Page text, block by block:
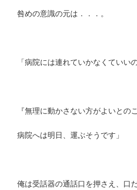
咎めの意識の元は．．．。
「病院には連れていかなくていい
『無理に動かさない方がよいとの
病院へは明日、運ぶそうです」
俺は受話器の通話口を押さえ、口